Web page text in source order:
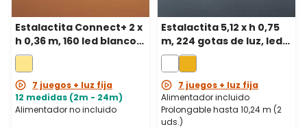
Estalactita Connect+ 2 x
h 0,36 m, 160 led blanco
cálido, cable verde,
prolongable
7 juegos + luz fija
12 medidas (2m - 24m)
Alimentador no incluido
Estalactita 5,12 x h 0,75
m, 224 gotas de luz, led
blanco frío, prolongable
7 juegos + luz fija
Alimentador incluido
Prolongable hasta 10,24 m (2
uds.)